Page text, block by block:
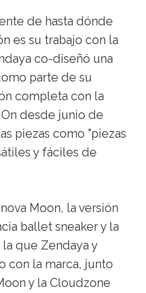
de hasta dónde
es su trabajo con la
co-diseñó una
parte de su
completa con la
desde junio de
piezas como "piezas
y fáciles de
Moon, la versión
ballet sneaker y la
que Zendaya y
con la marca, junto
y la Cloudzone